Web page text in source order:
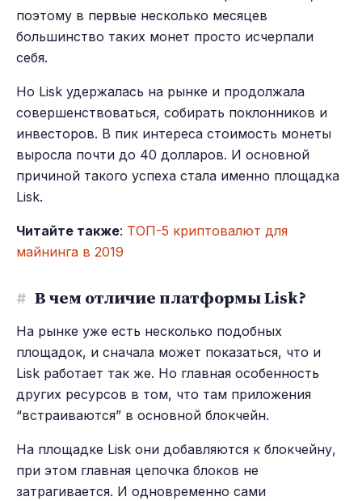
поэтому в первые несколько месяцев
большинство таких монет просто исчерпали
себя.
Но Lisk удержалась на рынке и продолжала
совершенствоваться, собирать поклонников и
инвесторов. В пик интереса стоимость монеты
выросла почти до 40 долларов. И основной
причиной такого успеха стала именно площадка
Lisk.
Читайте также: ТОП-5 криптовалют для
майнинга в 2019
# В чем отличие платформы Lisk?
На рынке уже есть несколько подобных
площадок, и сначала может показаться, что и
Lisk работает так же. Но главная особенность
других ресурсов в том, что там приложения
“встраиваются” в основной блокчейн.
На площадке Lisk они добавляются к блокчейну,
при этом главная цепочка блоков не
затрагивается. И одновременно сами